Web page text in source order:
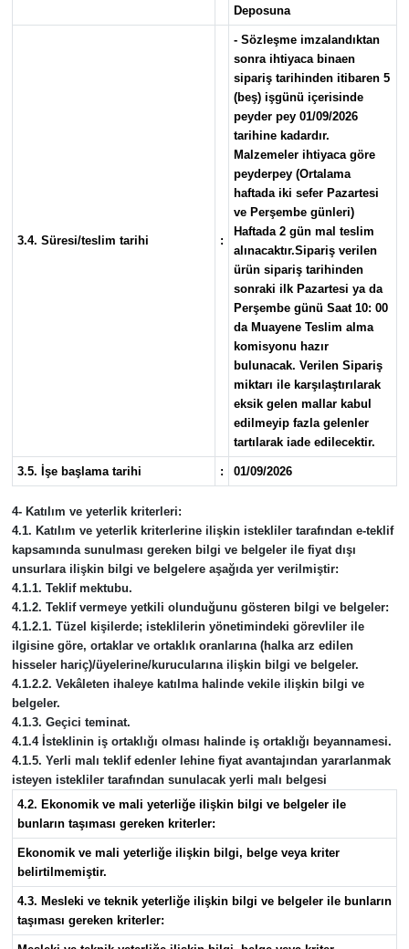
Deposuna
3.4. Süresi/teslim tarihi :
- Sözleşme imzalandıktan
sonra ihtiyaca binaen
sipariş tarihinden itibaren 5
(beş) işgünü içerisinde
peyder pey 01/09/2026
tarihine kadardır.
Malzemeler ihtiyaca göre
peyderpey (Ortalama
haftada iki sefer Pazartesi
ve Perşembe günleri)
Haftada 2 gün mal teslim
alınacaktır.Sipariş verilen
ürün sipariş tarihinden
sonraki ilk Pazartesi ya da
Perşembe günü Saat 10: 00
da Muayene Teslim alma
komisyonu hazır
bulunacak. Verilen Sipariş
miktarı ile karşılaştırılarak
eksik gelen mallar kabul
edilmeyip fazla gelenler
tartılarak iade edilecektir.
3.5. İşe başlama tarihi : 01/09/2026
4- Katılım ve yeterlik kriterleri:
4.1. Katılım ve yeterlik kriterlerine ilişkin istekliler tarafından e-teklif
kapsamında sunulması gereken bilgi ve belgeler ile fiyat dışı
unsurlara ilişkin bilgi ve belgelere aşağıda yer verilmiştir:
4.1.1. Teklif mektubu.
4.1.2. Teklif vermeye yetkili olunduğunu gösteren bilgi ve belgeler:
4.1.2.1. Tüzel kişilerde; isteklilerin yönetimindeki görevliler ile
ilgisine göre, ortaklar ve ortaklık oranlarına (halka arz edilen
hisseler hariç)/üyelerine/kurucularına ilişkin bilgi ve belgeler.
4.1.2.2. Vekâleten ihaleye katılma halinde vekile ilişkin bilgi ve
belgeler.
4.1.3. Geçici teminat.
4.1.4 İsteklinin iş ortaklığı olması halinde iş ortaklığı beyannamesi.
4.1.5. Yerli malı teklif edenler lehine fiyat avantajından yararlanmak
isteyen istekliler tarafından sunulacak yerli malı belgesi
4.2. Ekonomik ve mali yeterliğe ilişkin bilgi ve belgeler ile
bunların taşıması gereken kriterler:
Ekonomik ve mali yeterliğe ilişkin bilgi, belge veya kriter
belirtilmemiştir.
4.3. Mesleki ve teknik yeterliğe ilişkin bilgi ve belgeler ile bunların
taşıması gereken kriterler: